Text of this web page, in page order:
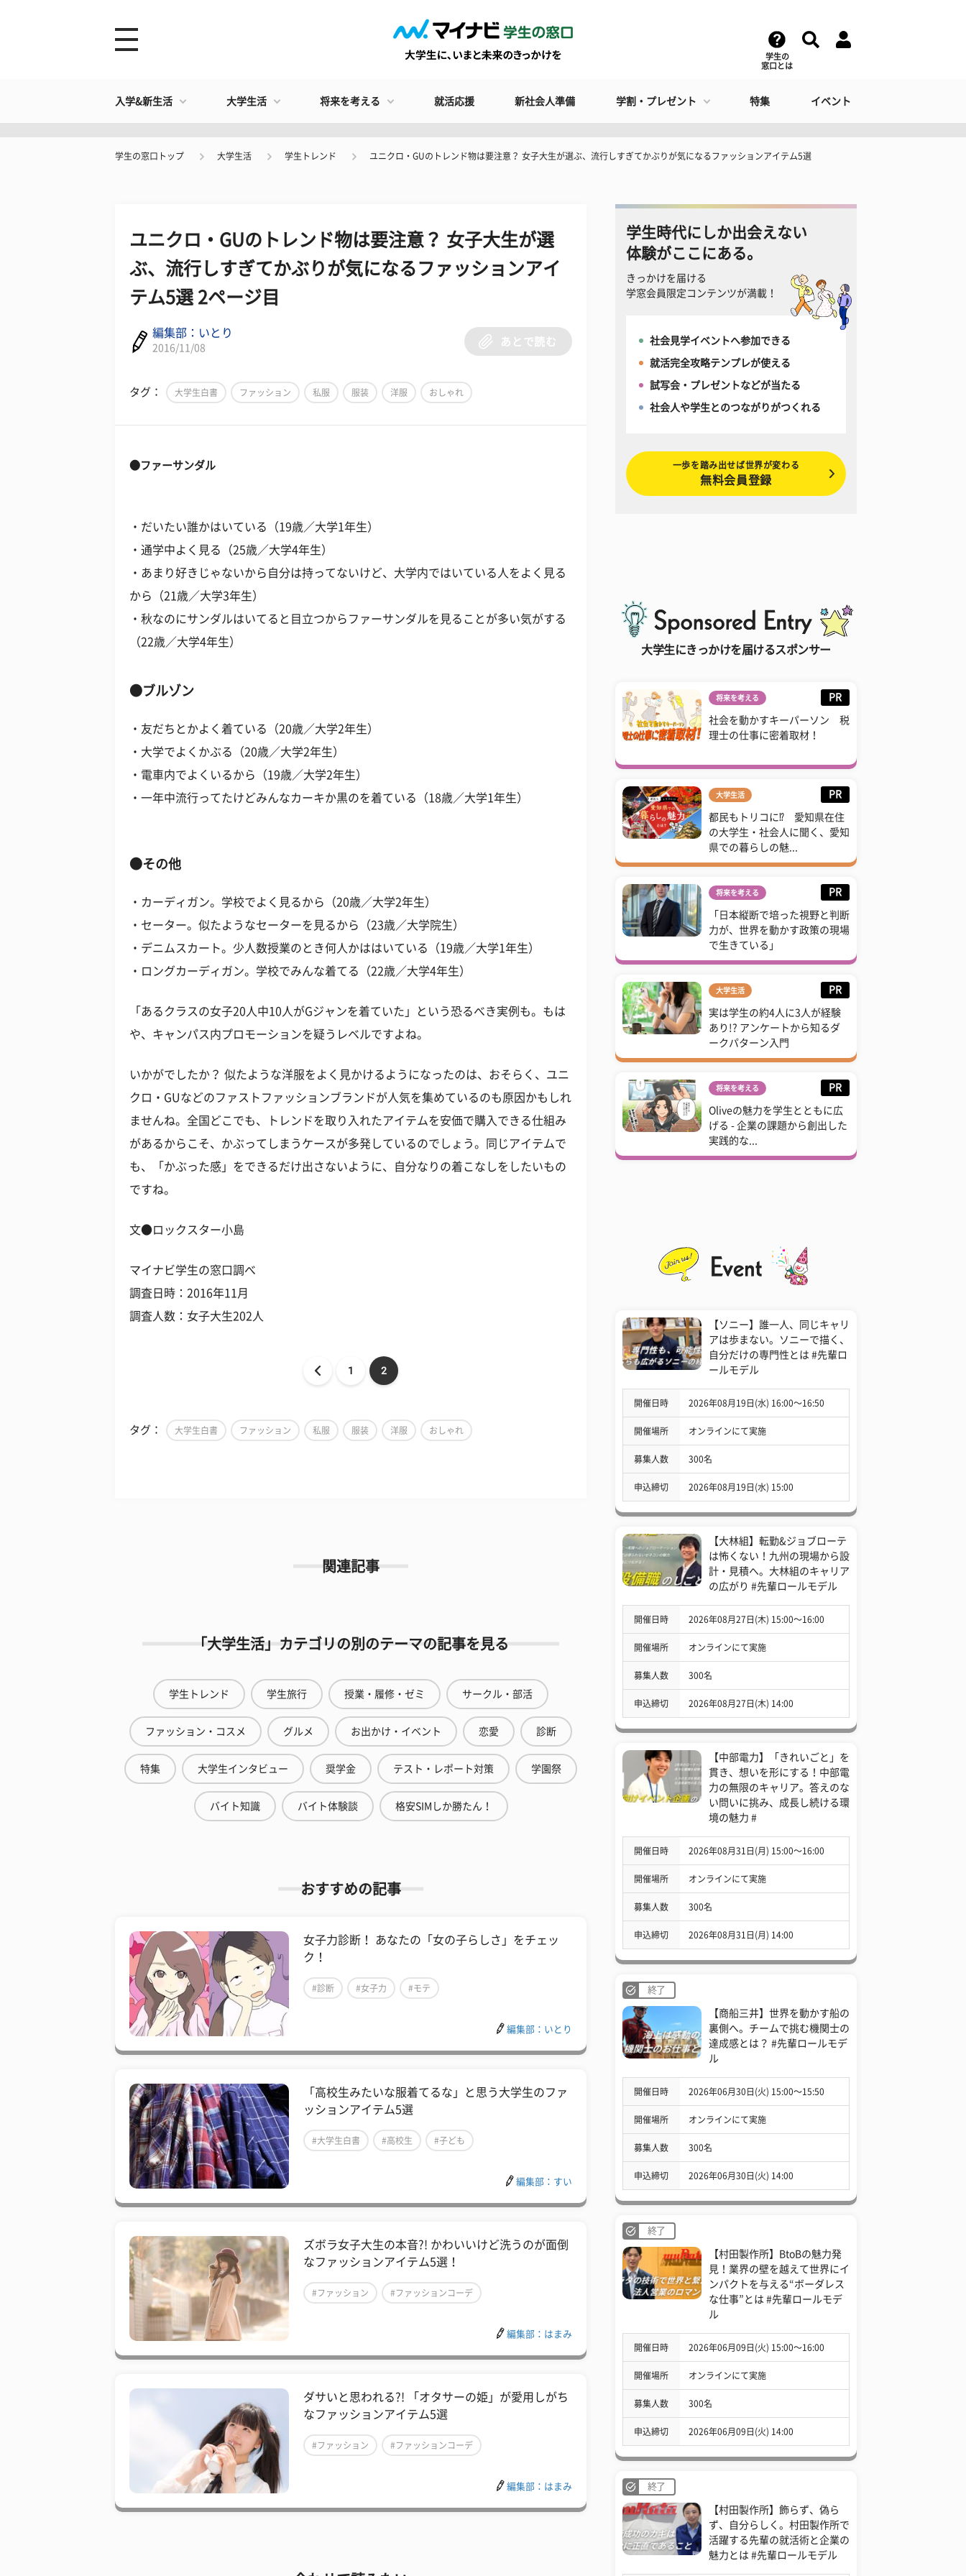
学生の
窓口とは
入学&新生活 大学生活 将来を考える 就活応援 新社会人準備 学割・プレゼント 特集 イベント
学生の窓口トップ 大学生活 学生トレンド ユニクロ・GUのトレンド物は要注意？ 女子大生が選ぶ、流行しすぎてかぶりが気になるファッションアイテム5選
ユニクロ・GUのトレンド物は要注意？ 女子大生が選
ぶ、流行しすぎてかぶりが気になるファッションアイ
テム5選 2ページ目
編集部：いとり
2016/11/08
あとで読む
タグ： 大学生白書 ファッション 私服 服装 洋服 おしゃれ
●ファーサンダル
・だいたい誰かはいている（19歳／大学1年生）
・通学中よく見る（25歳／大学4年生）
・あまり好きじゃないから自分は持ってないけど、大学内ではいている人をよく見る
から（21歳／大学3年生）
・秋なのにサンダルはいてると目立つからファーサンダルを見ることが多い気がする
（22歳／大学4年生）
●ブルゾン
・友だちとかよく着ている（20歳／大学2年生）
・大学でよくかぶる（20歳／大学2年生）
・電車内でよくいるから（19歳／大学2年生）
・一年中流行ってたけどみんなカーキか黒のを着ている（18歳／大学1年生）
●その他
・カーディガン。学校でよく見るから（20歳／大学2年生）
・セーター。似たようなセーターを見るから（23歳／大学院生）
・デニムスカート。少人数授業のとき何人かははいている（19歳／大学1年生）
・ロングカーディガン。学校でみんな着てる（22歳／大学4年生）
「あるクラスの女子20人中10人がGジャンを着ていた」という恐るべき実例も。もは
や、キャンパス内プロモーションを疑うレベルですよね。
いかがでしたか？ 似たような洋服をよく見かけるようになったのは、おそらく、ユニ
クロ・GUなどのファストファッションブランドが人気を集めているのも原因かもしれ
ませんね。全国どこでも、トレンドを取り入れたアイテムを安価で購入できる仕組み
があるからこそ、かぶってしまうケースが多発しているのでしょう。同じアイテムで
も、「かぶった感」をできるだけ出さないように、自分なりの着こなしをしたいもの
ですね。
文●ロックスター小島
マイナビ学生の窓口調べ
調査日時：2016年11月
調査人数：女子大生202人
1 2
タグ： 大学生白書 ファッション 私服 服装 洋服 おしゃれ
関連記事
「大学生活」カテゴリの別のテーマの記事を見る
学生トレンド 学生旅行 授業・履修・ゼミ サークル・部活
ファッション・コスメ グルメ お出かけ・イベント 恋愛 診断
特集 大学生インタビュー 奨学金 テスト・レポート対策 学園祭
バイト知識 バイト体験談 格安SIMしか勝たん！
おすすめの記事
女子力診断！ あなたの「女の子らしさ」をチェッ
ク！
#診断 #女子力 #モテ
編集部：いとり
「高校生みたいな服着てるな」と思う大学生のファ
ッションアイテム5選
#大学生白書 #高校生 #子ども
編集部：すい
ズボラ女子大生の本音?! かわいいけど洗うのが面倒
なファッションアイテム5選！
#ファッション #ファッションコーデ
編集部：はまみ
ダサいと思われる?! 「オタサーの姫」が愛用しがち
なファッションアイテム5選
#ファッション #ファッションコーデ
編集部：はまみ
学生時代にしか出会えない
体験がここにある。
きっかけを届ける
学窓会員限定コンテンツが満載！
社会見学イベントへ参加できる
就活完全攻略テンプレが使える
試写会・プレゼントなどが当たる
社会人や学生とのつながりがつくれる
一歩を踏み出せば世界が変わる
無料会員登録
大学生にきっかけを届けるスポンサー
将来を考える PR
社会を動かすキーパーソン 税
理士の仕事に密着取材！
大学生活 PR
都民もトリコに⁉ 愛知県在住
の大学生・社会人に聞く、愛知
県での暮らしの魅...
将来を考える PR
「日本縦断で培った視野と判断
力が、世界を動かす政策の現場
で生きている」
大学生活 PR
実は学生の約4人に3人が経験
あり!? アンケートから知るダ
ークパターン入門
将来を考える PR
Oliveの魅力を学生とともに広
げる - 企業の課題から創出した
実践的な...
【ソニー】誰一人、同じキャリ
アは歩まない。ソニーで描く、
自分だけの専門性とは #先輩ロ
ールモデル
開催日時 2026年08月19日(水) 16:00〜16:50
開催場所 オンラインにて実施
募集人数 300名
申込締切 2026年08月19日(水) 15:00
【大林組】転勤&ジョブローテ
は怖くない！九州の現場から設
計・見積へ。大林組のキャリア
の広がり #先輩ロールモデル
開催日時 2026年08月27日(木) 15:00〜16:00
開催場所 オンラインにて実施
募集人数 300名
申込締切 2026年08月27日(木) 14:00
【中部電力】「きれいごと」を
貫き、想いを形にする！中部電
力の無限のキャリア。答えのな
い問いに挑み、成長し続ける環
境の魅力 #
開催日時 2026年08月31日(月) 15:00〜16:00
開催場所 オンラインにて実施
募集人数 300名
申込締切 2026年08月31日(月) 14:00
終了
【商船三井】世界を動かす船の
裏側へ。チームで挑む機関士の
達成感とは？ #先輩ロールモデ
ル
開催日時 2026年06月30日(火) 15:00〜15:50
開催場所 オンラインにて実施
募集人数 300名
申込締切 2026年06月30日(火) 14:00
終了
【村田製作所】BtoBの魅力発
見！業界の壁を越えて世界にイ
ンパクトを与える“ボーダレス
な仕事”とは #先輩ロールモデ
ル
開催日時 2026年06月09日(火) 15:00〜16:00
開催場所 オンラインにて実施
募集人数 300名
申込締切 2026年06月09日(火) 14:00
終了
【村田製作所】飾らず、偽ら
ず、自分らしく。村田製作所で
活躍する先輩の就活術と企業の
魅力とは #先輩ロールモデル